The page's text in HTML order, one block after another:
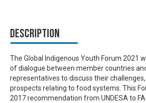
Description
The Global Indigenous Youth Forum 2021
of dialogue between member countries
representatives to discuss their
prospects relating to food systems. This
2017 recommendation from UNDESA to